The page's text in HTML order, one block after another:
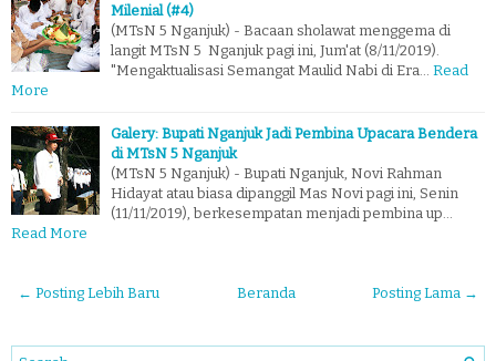
Milenial (#4)
(MTsN 5 Nganjuk) - Bacaan sholawat menggema di
langit MTsN 5 Nganjuk pagi ini, Jum'at (8/11/2019).
"Mengaktualisasi Semangat Maulid Nabi di Era…
Read
More
Galery: Bupati Nganjuk Jadi Pembina Upacara Bendera
di MTsN 5 Nganjuk
(MTsN 5 Nganjuk) - Bupati Nganjuk, Novi Rahman
Hidayat atau biasa dipanggil Mas Novi pagi ini, Senin
(11/11/2019), berkesempatan menjadi pembina up…
Read More
← Posting Lebih Baru Posting Lama →
Beranda